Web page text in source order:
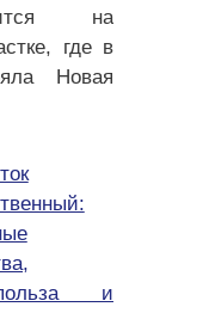
на
где в
Новая
и